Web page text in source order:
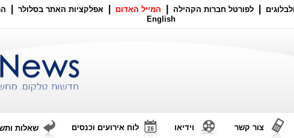
לפורטל חברות הקהילה המייל האדום אפלקציות האתר בסלולר
English
צור קשר וידיאו לוח אירועים וכנסים שאלות